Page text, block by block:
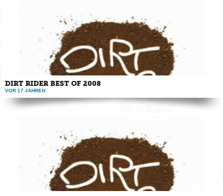
DIRT RIDER BEST OF 2008
VOR 17 JAHREN
Best of Clip aus den Dirt Rider Ausgaben 5-8 von 2008 feat. Klassenfahrt 2008